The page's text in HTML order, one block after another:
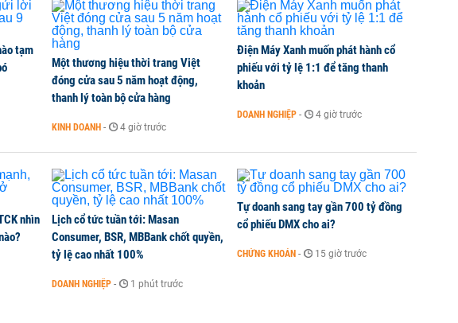
lớn nhất từ kinh doanh ngoại hối nửa đầu năm 2026:
ACB dẫn đầu nhóm tư nhân
tên doanh nghiệp, hộ kinh doanh?
tạm
Một thương hiệu thời trang Việt
đóng cửa sau 5 năm hoạt động,
thanh lý toàn bộ cửa hàng
KINH DOANH - 4 giờ trước
Điện Máy Xanh muốn phát hành cổ
phiếu với tỷ lệ 1:1 để tăng thanh
khoản
DOANH NGHIỆP - 4 giờ trước
nhìn
Lịch cổ tức tuần tới: Masan
Consumer, BSR, MBBank chốt quyền,
tỷ lệ cao nhất 100%
DOANH NGHIỆP - 1 phút trước
Tự doanh sang tay gần 700 tỷ đồng
cổ phiếu DMX cho ai?
CHỨNG KHOÁN - 15 giờ trước